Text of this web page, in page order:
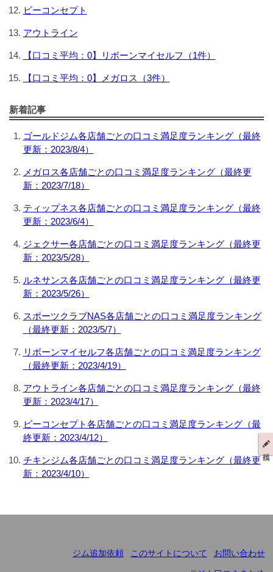
ビーコンセプト
アウトライン
【口コミ平均：0】リボーンマイセルフ（1件）
【口コミ平均：0】メガロス（3件）
新着記事
ゴールドジム各店舗ごとの口コミ満足度ランキング（最終
更新：2023/8/4）
メガロス各店舗ごとの口コミ満足度ランキング（最終更
新：2023/7/18）
ティップネス各店舗ごとの口コミ満足度ランキング（最終
更新：2023/6/4）
ジェクサー各店舗ごとの口コミ満足度ランキング（最終更
新：2023/5/28）
ルネサンス各店舗ごとの口コミ満足度ランキング（最終更
新：2023/5/26）
スポーツクラブNAS各店舗ごとの口コミ満足度ランキング
（最終更新：2023/5/7）
リボーンマイセルフ各店舗ごとの口コミ満足度ランキング
（最終更新：2023/4/19）
アウトライン各店舗ごとの口コミ満足度ランキング（最終
更新：2023/4/17）
ビーコンセプト各店舗ごとの口コミ満足度ランキング（最
終更新：2023/4/12）
チキンジム各店舗ごとの口コミ満足度ランキング（最終更
新：2023/4/10）
ジム追加依頼 このサイトについて お問い合わせ